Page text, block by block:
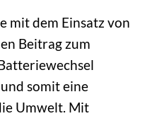
mit dem Einsatz von
Beitrag zum
somit eine
Umwelt. Mit